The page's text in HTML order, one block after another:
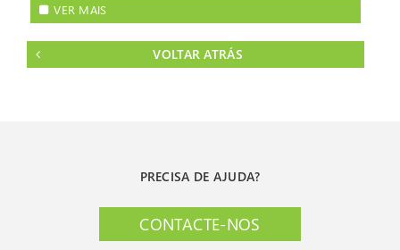
VER MAIS
VOLTAR ATRÁS
PRECISA DE AJUDA?
CONTACTE-NOS